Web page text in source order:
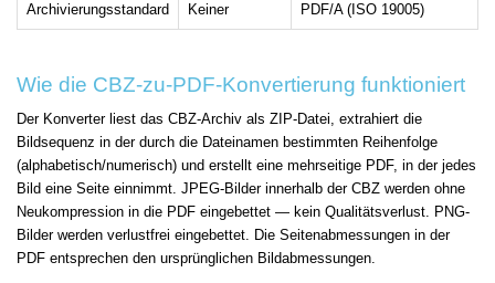
Archivierungsstandard Keiner PDF/A (ISO 19005)
Wie die CBZ-zu-PDF-Konvertierung funktioniert
Der Konverter liest das CBZ-Archiv als ZIP-Datei, extrahiert die
Bildsequenz in der durch die Dateinamen bestimmten Reihenfolge
(alphabetisch/numerisch) und erstellt eine mehrseitige PDF, in der jedes
Bild eine Seite einnimmt. JPEG-Bilder innerhalb der CBZ werden ohne
Neukompression in die PDF eingebettet — kein Qualitätsverlust. PNG-
Bilder werden verlustfrei eingebettet. Die Seitenabmessungen in der
PDF entsprechen den ursprünglichen Bildabmessungen.